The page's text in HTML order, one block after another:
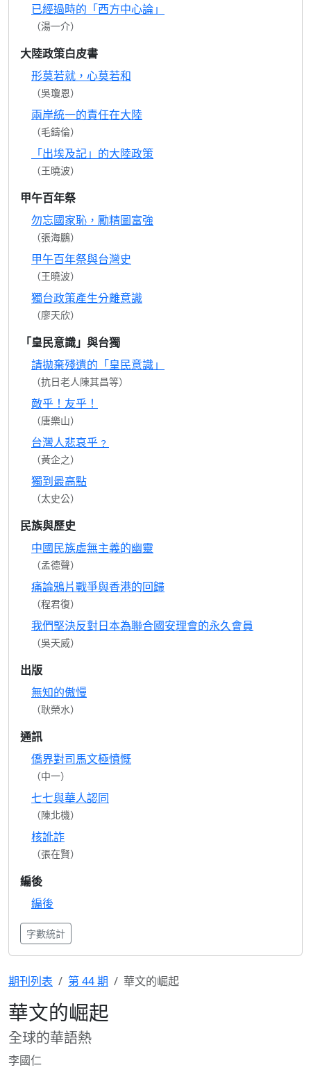
已經過時的「西方中心論」
（湯一介）
大陸政策白皮書
形莫若就，心莫若和
（吳瓊恩）
兩岸統一的責任在大陸
（毛鑄倫）
「出埃及記」的大陸政策
（王曉波）
甲午百年祭
勿忘國家恥，勵精圖富強
（張海鵬）
甲午百年祭與台灣史
（王曉波）
獨台政策產生分離意識
（廖天欣）
「皇民意識」與台獨
請拋棄殘遺的「皇民意識」
（抗日老人陳其昌等）
敵乎！友乎！
（唐樂山）
台灣人悲哀乎﹖
（黃企之）
獨到最高點
（太史公）
民族與歷史
中國民族虛無主義的幽靈
（孟德聲）
痛論鴉片戰爭與香港的回歸
（程君復）
我們堅決反對日本為聯合國安理會的永久會員
（吳天威）
出版
無知的傲慢
（耿榮水）
通訊
僑界對司馬文極憤慨
（中一）
七七與華人認同
（陳北機）
核訛詐
（張在賢）
編後
編後
字數統計
期刊列表 第 44 期 華文的崛起
華文的崛起
全球的華語熱
李國仁